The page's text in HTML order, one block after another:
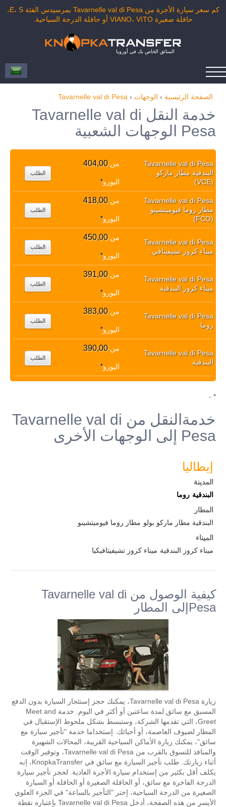
كم سعر سيارة الأجرة من Tavarnelle val di Pesa بمرسيدس الفئة E، S،
حافلة صغيرة VIANO، VITO أو حافلة الدرجة السياحية.
السائق الخاص بك في أوروبا
الصفحة الرئيسية › الوجهات ›
Tavarnelle val di Pesa
خدمة النقل Tavarnelle val di
Pesa الوجهات الشعبية
Tavarnelle val di Pesa
البندقية مطار ماركو ..
(VCE)
من404,00
اليورو*
الطلب
Tavarnelle val di Pesa
مطار روما فيوميتشينو
(FCO)
من418,00
اليورو*
الطلب
Tavarnelle val di Pesa
ميناء كروز تشيفيتافي..
من450,00
اليورو*
الطلب
Tavarnelle val di Pesa
ميناء كروز البندقية
من391,00
اليورو*
الطلب
Tavarnelle val di Pesa
روما
من383,00
اليورو*
الطلب
Tavarnelle val di Pesa
البندقية
من390,00
اليورو*
الطلب
* -
خدمةالنقل من Tavarnelle val di
Pesa إلى الوجهات الأخرى
إيطاليا
المدينة
البندقية روما
المطار
البندقية مطار ماركو بولو مطار روما فيوميتشينو
الميناء
ميناء كروز البندقية ميناء كروز تشيفيتافيكيا
كيفية الوصول من Tavarnelle val di
Pesaإلى المطار
زيارة Tavarnelle val di Pesa، يمكنك حجز إستئجار السيارة بدون الدفع
المسبق مع سائق لمدة ساعتين أو أكثر في اليوم. خدمة Meet and
Greet، التي تقدمها الشركة، وستبسط بشكل ملحوظ الإستقبال في
المطار لضيوف العاصمة، أو أحبائك. إستخداما خدمة "تأجير سيارة مع
سائق"، يمكنك زيارة الأماكن السياحية القريبة، المحالات الشهيرة
والمنافذ للتسوق بالقرب من Tavarnelle val di Pesa، وتوفير الوقت
أثناء زيارتك. طلب تأجير السيارة مع سائق في KnopkaTransfer، إنه
يكلف أقل بكثير من إستخدام سيارة الأجرة العادية. لحجز تأجير سيارة
الدرجة الفاخرة مع سائق، أو الحافلة الصغيرة أو الحافلة أو السيارة
الصغيرة من الدرجة السياحية، إختر "التأجير بالساعة" في الجزء العلوي
الأيسر من هذه الصفحة، أدخل Tavarnelle val di Pesa بإعتباره نقطة